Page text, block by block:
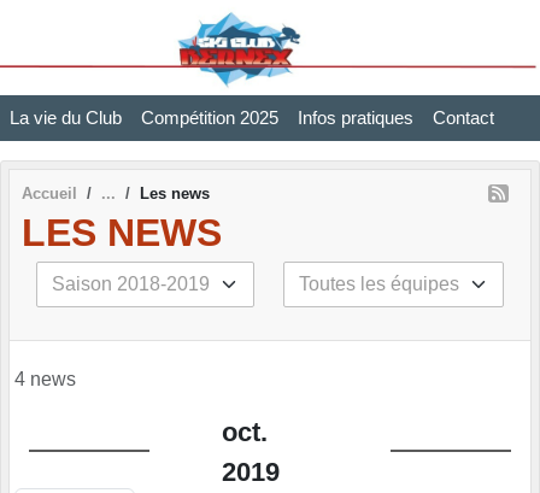
La vie du Club Compétition 2025 Infos pratiques Contact
Accueil Les news
LES NEWS
4 news
oct.
2019
Panneau de gestion des cookies